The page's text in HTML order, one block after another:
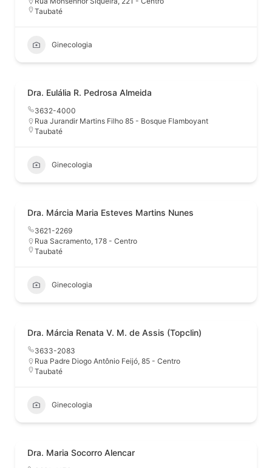
Taubaté
Ginecologia
Dra. Eulália R. Pedrosa Almeida
3632-4000
Rua Jurandir Martins Filho 85 - Bosque Flamboyant
Taubaté
Ginecologia
Dra. Márcia Maria Esteves Martins Nunes
3621-2269
Rua Sacramento, 178 - Centro
Taubaté
Ginecologia
Dra. Márcia Renata V. M. de Assis (Topclin)
3633-2083
Rua Padre Diogo Antônio Feijó, 85 - Centro
Taubaté
Ginecologia
Dra. Maria Socorro Alencar